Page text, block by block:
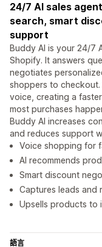
24/7 AI sales
search, smart
support
Buddy AI is your 24/7
Shopify. It answers
negotiates
shoppers to checkout.
voice, creating a
most purchases
Buddy AI increases
and reduces support
Voice shopping for
AI recommends
Smart discount
Captures leads and
Upsells products to
語言